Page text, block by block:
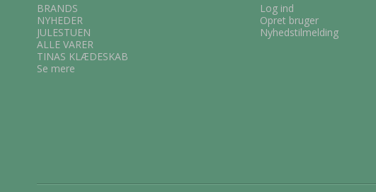
BRANDS
NYHEDER
JULESTUEN
ALLE VARER
TINAS KLÆDESKAB
Se mere
Log ind
Opret bruger
Nyhedstilmelding